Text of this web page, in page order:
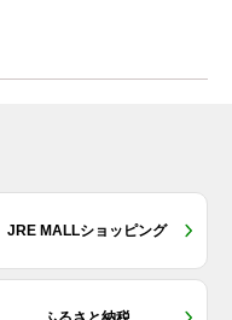
JRE MALLショッピング